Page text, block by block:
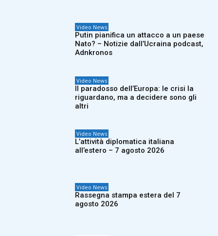
Video News
Putin pianifica un attacco a un paese
Nato? – Notizie dall’Ucraina podcast,
Adnkronos
Video News
Il paradosso dell’Europa: le crisi la
riguardano, ma a decidere sono gli
altri
Video News
L’attività diplomatica italiana
all’estero – 7 agosto 2026
Video News
Rassegna stampa estera del 7
agosto 2026